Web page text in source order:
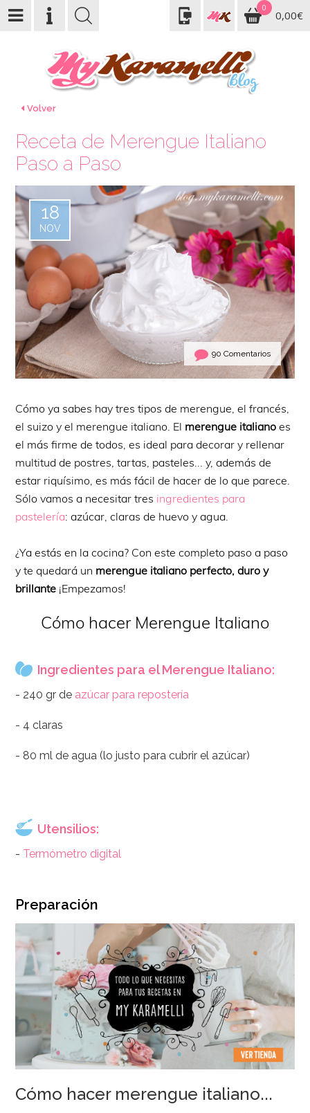
0
0,00€
Volver
Receta de Merengue Italiano
Paso a Paso
18
NOV
90 Comentarios
Cómo ya sabes hay tres tipos de merengue, el francés,
el suizo y el merengue italiano. El merengue italiano es
el más firme de todos, es ideal para decorar y rellenar
multitud de postres, tartas, pasteles... y, además de
estar riquísimo, es más fácil de hacer de lo que parece.
Sólo vamos a necesitar tres ingredientes para
pastelería: azúcar, claras de huevo y agua.
¿Ya estás en la cocina? Con este completo paso a paso
y te quedará un merengue italiano perfecto, duro y
brillante ¡Empezamos!
Cómo hacer Merengue Italiano
Ingredientes para el Merengue Italiano:
- 240 gr de azúcar para repostería
- 4 claras
- 80 ml de agua (lo justo para cubrir el azúcar)
Utensilios:
- Termómetro digital
Preparación
Cómo hacer merengue italiano...